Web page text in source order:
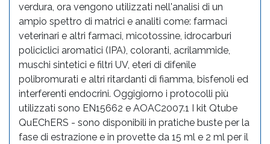
verdura, ora vengono utilizzati nell'analisi di un
ampio spettro di matrici e analiti come: farmaci
veterinari e altri farmaci, micotossine, idrocarburi
policiclici aromatici (IPA), coloranti, acrilammide,
muschi sintetici e filtri UV, eteri di difenile
polibromurati e altri ritardanti di fiamma, bisfenoli ed
interferenti endocrini. Oggigiorno i protocolli più
utilizzati sono EN15662 e AOAC2007.1 I kit Qtube
QuEChERS - sono disponibili in pratiche buste per la
fase di estrazione e in provette da 15 ml e 2 ml per il